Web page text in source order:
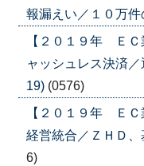
報漏えい／１０万
【２０１９年 Ｅ
ャッシュレス決済
19) (0576)
【２０１９年 Ｅ
経営統合／ＺＨＤ
6)